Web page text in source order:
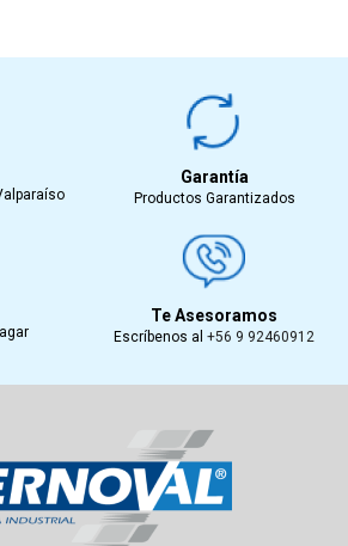
Garantía
Productos Garantizados
Te Asesoramos
Escríbenos al +56 9 92460912